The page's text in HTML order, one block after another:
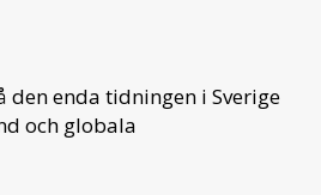
enda tidningen i Sverige
och globala